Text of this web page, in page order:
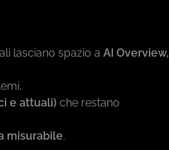
lasciano spazio a AI Overview,
e attuali) che restano
misurabile.